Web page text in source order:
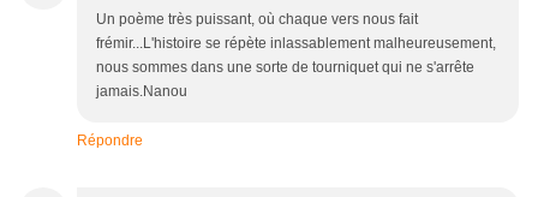
Un poème très puissant, où chaque vers nous fait
frémir...L'histoire se répète inlassablement malheureusement,
nous sommes dans une sorte de tourniquet qui ne s'arrête
jamais.Nanou
Répondre